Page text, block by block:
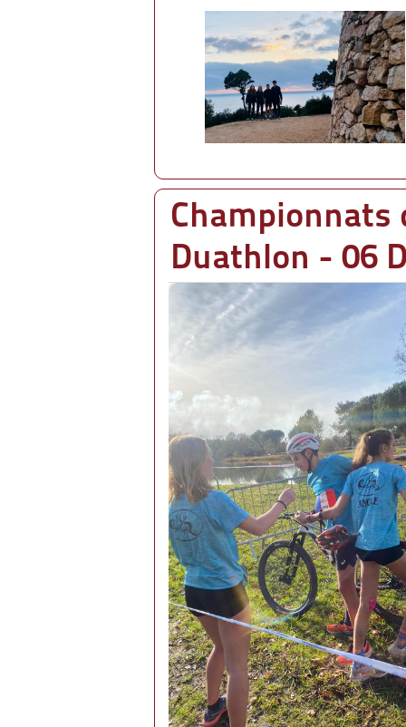
Championnats
Duathlon - 06